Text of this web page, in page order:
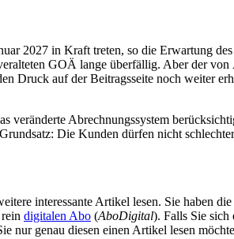
2027 in Kraft treten, so die Erwartung
GOÄ lange überfällig. Aber der
Druck auf der Beitragsseite noch weiter
Abrechnungssystem
Die Kunden dürfen nicht
interessante Artikel lesen. Sie haben
digitalen Abo (AboDigital). Falls Sie sich
nur genau diesen einen Artikel lesen